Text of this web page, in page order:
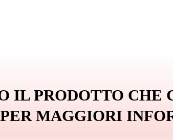
IL PRODOTTO CHE
MAGGIORI